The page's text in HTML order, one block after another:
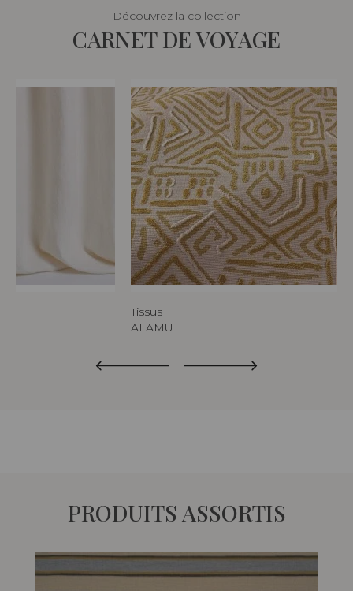
Découvrez la collection
CARNET DE VOYAGE
Tissus
ALAMU
PRODUITS ASSORTIS